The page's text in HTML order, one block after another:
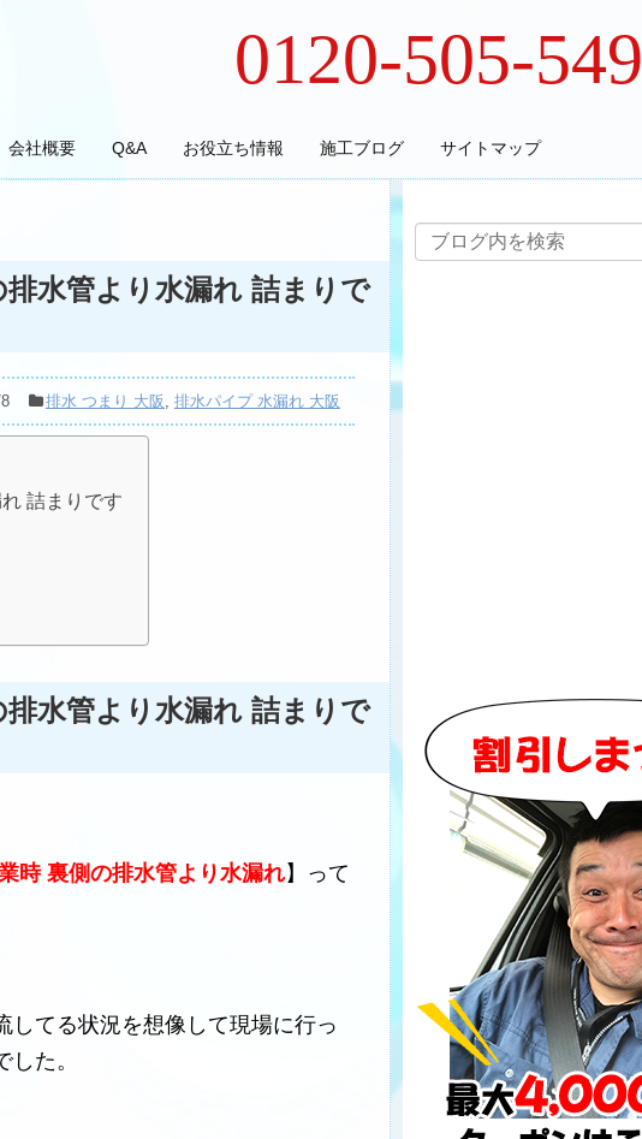
0120-505-549
会社概要 Q&A お役立ち情報 施工ブログ サイトマップ
水管より水漏れ 詰まりで
排水 つまり 大阪 , 排水パイプ 水漏れ 大阪
詰まりです
水管より水漏れ 詰まりで
時 裏側の排水管より水漏れ】って
してる状況を想像して現場に行っ
た。